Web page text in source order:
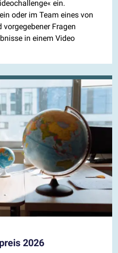
ein.
oder im Team eines von
Fragen
in einem Video
2026